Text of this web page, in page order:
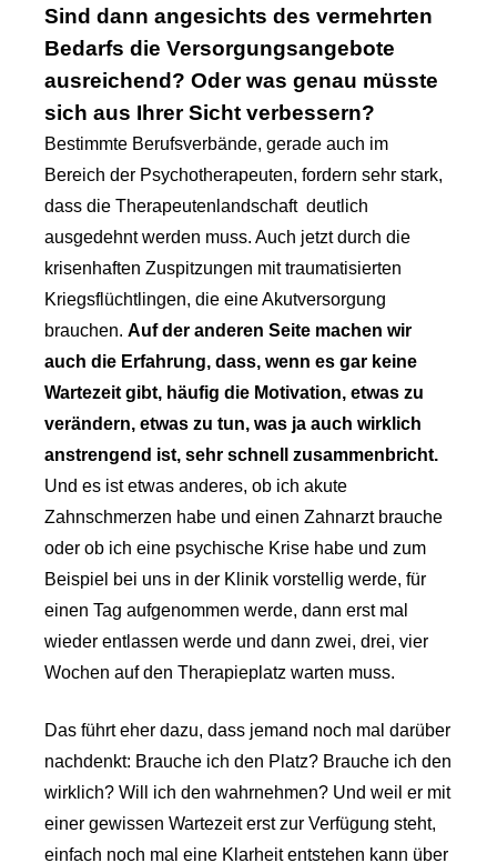
Sind dann angesichts des vermehrten
Bedarfs die Versorgungsangebote
ausreichend? Oder was genau müsste
sich aus Ihrer Sicht verbessern?
Bestimmte Berufsverbände, gerade auch im
Bereich der Psychotherapeuten, fordern sehr stark,
dass die Therapeutenlandschaft deutlich
ausgedehnt werden muss. Auch jetzt durch die
krisenhaften Zuspitzungen mit traumatisierten
Kriegsflüchtlingen, die eine Akutversorgung
brauchen. Auf der anderen Seite machen wir
auch die Erfahrung, dass, wenn es gar keine
Wartezeit gibt, häufig die Motivation, etwas zu
verändern, etwas zu tun, was ja auch wirklich
anstrengend ist, sehr schnell zusammenbricht.
Und es ist etwas anderes, ob ich akute
Zahnschmerzen habe und einen Zahnarzt brauche
oder ob ich eine psychische Krise habe und zum
Beispiel bei uns in der Klinik vorstellig werde, für
einen Tag aufgenommen werde, dann erst mal
wieder entlassen werde und dann zwei, drei, vier
Wochen auf den Therapieplatz warten muss.
Das führt eher dazu, dass jemand noch mal darüber
nachdenkt: Brauche ich den Platz? Brauche ich den
wirklich? Will ich den wahrnehmen? Und weil er mit
einer gewissen Wartezeit erst zur Verfügung steht,
einfach noch mal eine Klarheit entstehen kann über